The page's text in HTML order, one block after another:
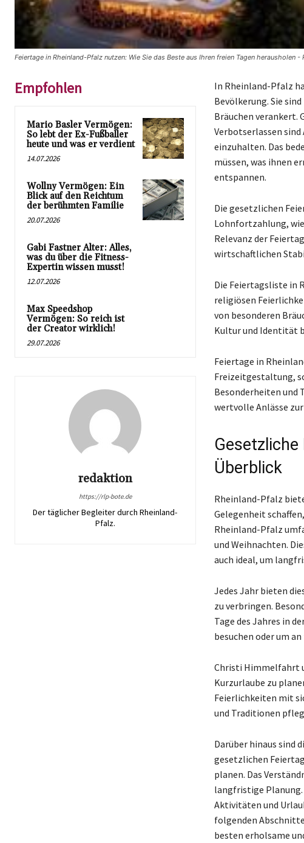
Feiertage in Rheinland-Pfalz nutzen: Wie Sie das Beste aus Ihren freien Tagen herausholen
Empfohlen
Mario Basler Vermögen:
So lebt der Ex-Fußballer
heute und was er verdient
14.07.2026
Wollny Vermögen: Ein
Blick auf den Reichtum
der berühmten Familie
20.07.2026
Gabi Fastner Alter: Alles,
was du über die Fitness-
Expertin wissen musst!
12.07.2026
Max Speedshop
Vermögen: So reich ist
der Creator wirklich!
29.07.2026
redaktion
https://rlp-bote.de
Der täglicher Begleiter durch Rheinland-
Pfalz.
In Rheinland-Pfalz
Bevölkerung. Sie
Bräuchen verankert.
Verbotserlassen
einzuhalten. Das
müssen, was ihnen
entspannen.
Die gesetzlichen
Lohnfortzahlung,
Relevanz der
wirtschaftlichen
Die Feiertagsliste in
religiösen
von besonderen
Kultur und Identität
Feiertage in
Freizeitgestaltung,
Besonderheiten und
wertvolle Anlässe
Gesetzliche
Überblick
Rheinland-Pfalz
Gelegenheit
Rheinland-Pfalz
und Weihnachten.
auch ideal, um
Jedes Jahr bieten
zu verbringen.
Tage des Jahres in
besuchen oder um
Christi Himmelfahrt
Kurzurlaube zu
Feierlichkeiten mit
und Traditionen
Darüber hinaus sind
gesetzlichen
planen. Das
langfristige Planung.
Aktivitäten und
folgenden
besten erholsame